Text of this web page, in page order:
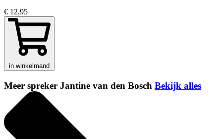
€ 12,95
in winkelmand
Meer spreker Jantine van den Bosch Bekijk alles